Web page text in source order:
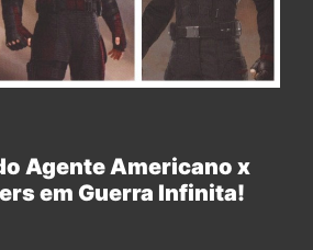
Agente Americano x
em Guerra Infinita!